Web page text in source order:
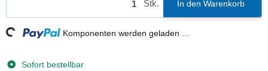
Stk. In den Warenkorb
Komponenten werden geladen ...
Sofort bestellbar